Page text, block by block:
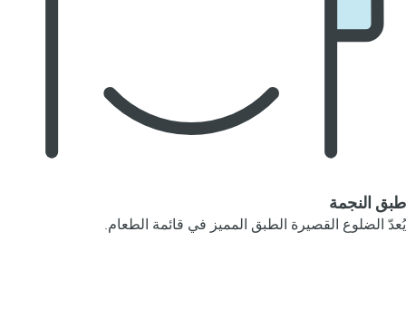
طبق النجمة
يُعدّ الضلوع القصيرة الطبق المميز في قائمة الطعام.